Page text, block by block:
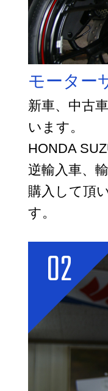
モーター
新車、中古
います。
HONDA
逆輸入車、
購入して頂
す。
02